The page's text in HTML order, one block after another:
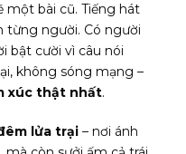
một bài cũ. Tiếng hát
từng người. Có người
bật cười vì câu nói
không sóng mạng –
xúc thật nhất.
lửa trại – nơi ánh